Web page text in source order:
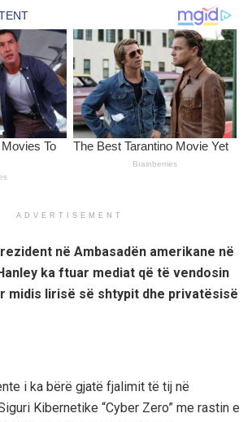
ADVERTISEMENT
në Ambasadën amerikane në
ka ftuar mediat që të vendosin
midis lirisë së shtypit dhe privatësisë
i ka bërë gjatë fjalimit të tij në
Kibernetike “Cyber Zero” me rastin e